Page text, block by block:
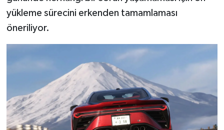
yükleme sürecini erkenden tamamlaması
öneriliyor.Yemek Tarifleri